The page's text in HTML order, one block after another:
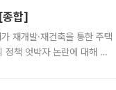
종합]
재개발·재건축을 통한 주택
정책 엇박자 논란에 대해 정